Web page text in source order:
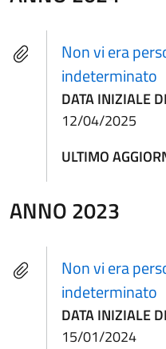
Non vi era
indeterminato
DATA INIZIALE
12/04/2025
ULTIMO
ANNO 2023
Non vi era
indeterminato
DATA INIZIALE
15/01/2024